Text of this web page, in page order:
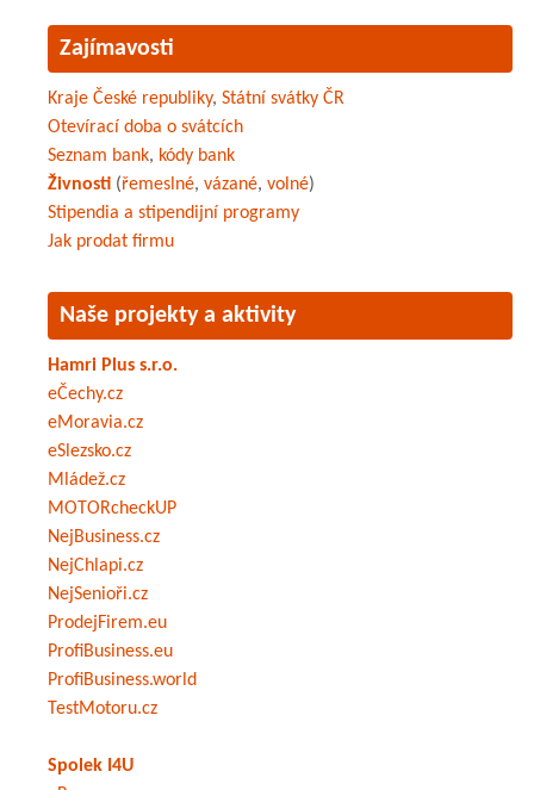
Zajímavosti
Kraje České republiky, Státní svátky ČR
Otevírací doba o svátcích
Seznam bank, kódy bank
Živnosti (řemeslné, vázané, volné)
Stipendia a stipendijní programy
Jak prodat firmu
Naše projekty a aktivity
Hamri Plus s.r.o.
eČechy.cz
eMoravia.cz
eSlezsko.cz
Mládež.cz
MOTORcheckUP
NejBusiness.cz
NejChlapi.cz
NejSenioři.cz
ProdejFirem.eu
ProfiBusiness.eu
ProfiBusiness.world
TestMotoru.cz
Spolek I4U